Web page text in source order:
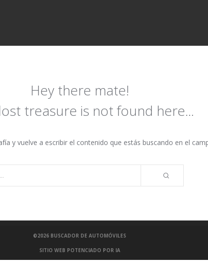
Hey there mate!
treasure is not found here...
y vuelve a escribir el contenido que estás buscando en el
©2026 BUSCADOR DE AUTOMÓVILES
SITIO WEB POTENCIADO POR IA